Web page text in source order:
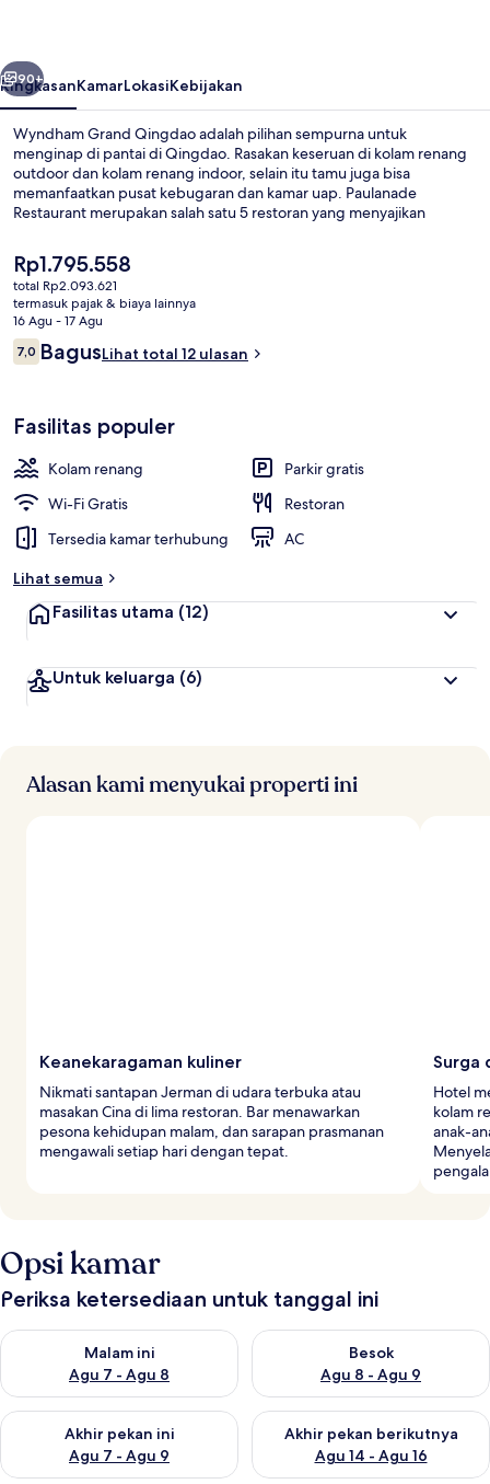
Berikutnya
90+
RingkasanKamarLokasiKebijakan
Wyndham Grand Qingdao adalah pilihan sempurna untuk
menginap di pantai di Qingdao. Rasakan keseruan di kolam renang
outdoor dan kolam renang indoor, selain itu tamu juga bisa
memanfaatkan pusat kebugaran dan kamar uap. Paulanade
Restaurant merupakan salah satu 5 restoran yang menyajikan
gratis, bar/lounge, dan kolam renang outdoor musiman adalah
keunggulan lain di hotel mewah ini. .
Harga
saat
ini
Rp1.795.558
Rp1.795.558
total Rp2.093.621
termasuk pajak & biaya lainnya
16 Agu - 17 Agu
Ulasan
7,07,0 dari 10
BagusLihat total 12 ulasan
Fasilitas populer
Kolam renang
Parkir gratis
Wi-Fi Gratis
Restoran
Tersedia kamar terhubung
AC
Lihat semua
Fasilitas utama (12)
Untuk keluarga (6)
Alasan kami menyukai properti ini
Keanekaragaman kuliner
Nikmati santapan Jerman di udara terbuka atau
masakan Cina di lima restoran. Bar menawarkan
pesona kehidupan malam, dan sarapan prasmanan
mengawali setiap hari dengan tepat.
Surga
Hotel
kolam
anak-
Opsi kamar
Periksa ketersediaan untuk tanggal ini
Malam ini
Agu 7 - Agu 8
Periksa ketersediaan untuk malam ini Agu 7 - Agu 8
Besok
Agu 8 - Agu 9
Periksa ketersediaan untuk
Akhir pekan ini
Agu 7 - Agu 9
Periksa ketersediaan untuk akhir pekan ini Agu 7 - Agu 9
Akhir pekan berikutnya
Agu 14 - Agu 16
Periksa ketersediaan untuk